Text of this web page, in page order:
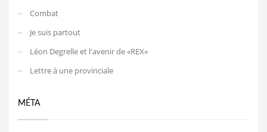
Combat
Je suis partout
Léon Degrelle et l'avenir de «REX»
Lettre à une provinciale
MÉTA